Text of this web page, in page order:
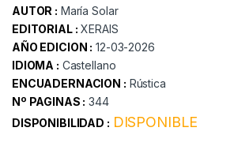
AUTOR : María Solar
EDITORIAL : XERAIS
AÑO EDICION : 12-03-2026
IDIOMA : Castellano
ENCUADERNACION : Rústica
Nº PAGINAS : 344
DISPONIBILIDAD : DISPONIBLE